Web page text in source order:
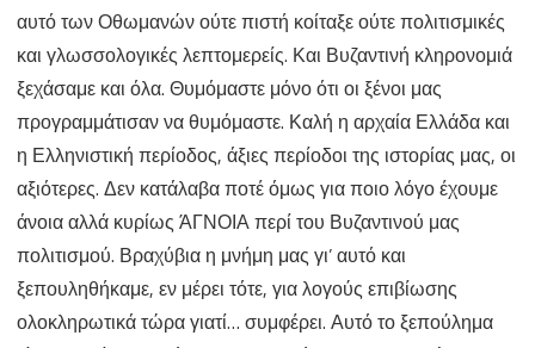
αυτό των Οθωμανών ούτε πιστή κοίταξε ούτε πολιτισμικές
και γλωσσολογικές λεπτομερείς. Και Βυζαντινή κληρονομιά
ξεχάσαμε και όλα. Θυμόμαστε μόνο ότι οι ξένοι μας
προγραμμάτισαν να θυμόμαστε. Καλή η αρχαία Ελλάδα και
η Ελληνιστική περίοδος, άξιες περίοδοι της ιστορίας μας, οι
αξιότερες. Δεν κατάλαβα ποτέ όμως για ποιο λόγο έχουμε
άνοια αλλά κυρίως ΆΓΝΟΙΑ περί του Βυζαντινού μας
πολιτισμού. Βραχύβια η μνήμη μας γι’ αυτό και
ξεπουληθήκαμε, εν μέρει τότε, για λογούς επιβίωσης
ολοκληρωτικά τώρα γιατί… συμφέρει. Αυτό το ξεπούλημα